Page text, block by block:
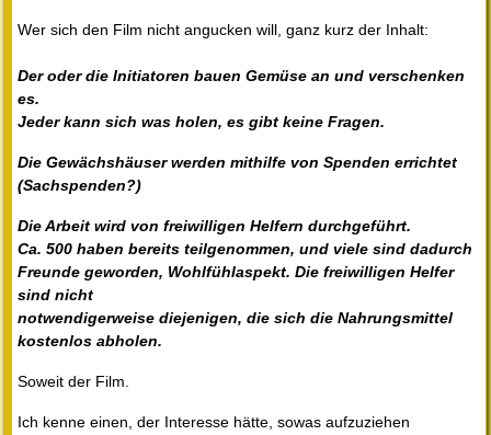
Wer sich den Film nicht angucken will, ganz kurz der Inhalt:
Der oder die Initiatoren bauen Gemüse an und verschenken
es.
Jeder kann sich was holen, es gibt keine Fragen.
Die Gewächshäuser werden mithilfe von Spenden errichtet
(Sachspenden?)
Die Arbeit wird von freiwilligen Helfern durchgeführt.
Ca. 500 haben bereits teilgenommen, und viele sind dadurch
Freunde geworden, Wohlfühlaspekt. Die freiwilligen Helfer
sind nicht
notwendigerweise diejenigen, die sich die Nahrungsmittel
kostenlos abholen.
Soweit der Film.
Ich kenne einen, der Interesse hätte, sowas aufzuziehen